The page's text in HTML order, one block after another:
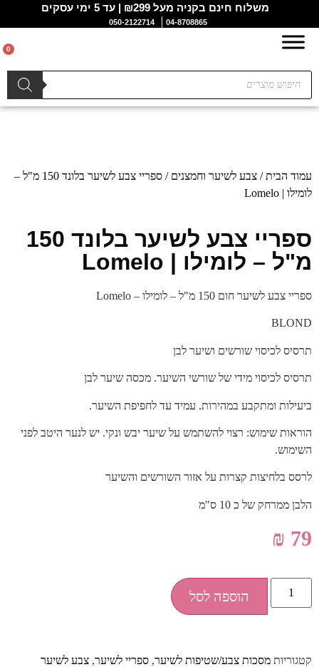
משלוח חינם בקניה מעל ₪299 | עד 5 ימי עסקים
04-8708865
050-2122714
0
עמוד הבית/צבע לשיער וחמצנים
/ ספריי צבע לשיער בלונד 150 מ"ל –
לומילו | Lomelo
ספריי צבע לשיער בלונד 150
מ"ל – לומילו | Lomelo
ספריי צבע לשיער חום 150 מ"ל – לומילו – Lomelo
BLOND
תרסיס לכיסוי שורשים ושיער לבן
תרסיס לכיסוי מידי של שורשי השיער. מכסה שיער לבן
ביעילות ומתקבע במהירות. עמיד עד לחפיפת השיער.
הוראות שימוש: רצוי להשתמש על שיער יבש ונקי. יש לנער היטב לפני
השימוש.
לרסס בלחיצות קצרות על אזור השורשים והשיער
הלבן ממרחק של כ 10 ס"מ
₪ 79
הוספה לסל
קטגוריות מסכות צבע/שטיפות לשיער, ספריי לשיער, צבע לשיער